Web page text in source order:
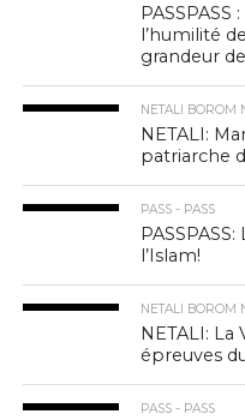
l’humilité
grandeur
NETALI BOROM
NETALI:
patriarche
PASS - PASS
l’Islam!
NETALI BOROM
NETALI: La
épreuves
PASS - PASS